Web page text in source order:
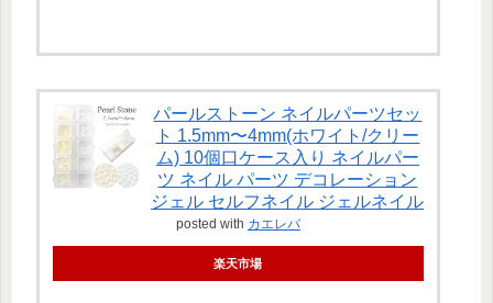
パールストーン ネイルパーツセッ
ト 1.5mm〜4mm(ホワイト/クリー
ム) 10個口ケース入り ネイルパー
ツ ネイル パーツ デコレーション
ジェル セルフネイル ジェルネイル
posted with カエレバ
楽天市場